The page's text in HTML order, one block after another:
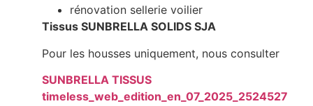
rénovation sellerie voilier
Tissus SUNBRELLA SOLIDS SJA
Pour les housses uniquement, nous consulter
SUNBRELLA TISSUS
timeless_web_edition_en_07_2025_2524527